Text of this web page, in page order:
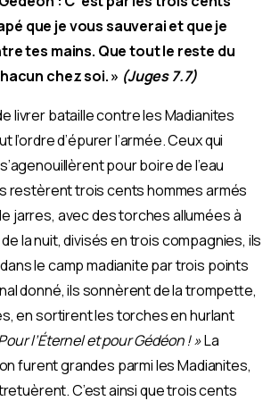
que je vous sauverai et que je
tes mains. Que tout le reste du
chez soi. » (Juges 7.7)
livrer bataille contre les Madianites
l’ordre d’épurer l’armée. Ceux qui
pour boire de l’eau
restèrent trois cents hommes armés
jarres, avec des torches allumées à
de la nuit, divisés en trois compagnies, ils
le camp madianite par trois points
donné, ils sonnèrent de la trompette,
en sortirent les torches en hurlant
l’Éternel et pour Gédéon ! »La
furent grandes parmi les Madianites,
C’est ainsi que trois cents